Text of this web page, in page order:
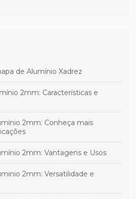
de Alumínio Xadrez
2mm: Características e
2mm: Conheça mais
2mm: Vantagens e Usos
2mm: Versatilidade e